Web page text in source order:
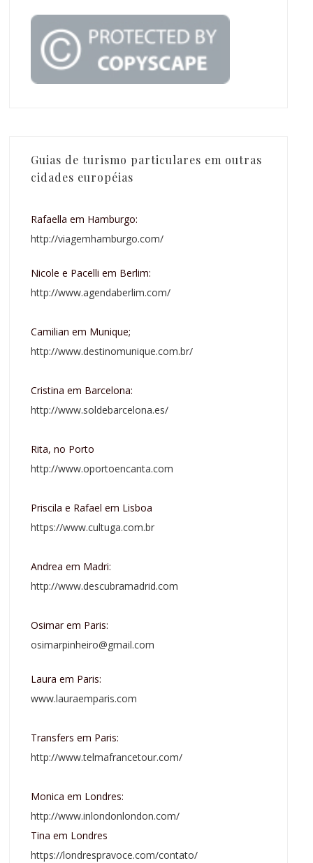
Guias de turismo particulares em outras
cidades européias
Rafaella em Hamburgo:
http://viagemhamburgo.com/
Nicole e Pacelli em Berlim:
http://www.agendaberlim.com/
Camilian em Munique;
http://www.destinomunique.com.br/
Cristina em Barcelona:
http://www.soldebarcelona.es/
Rita, no Porto
http://www.oportoencanta.com
Priscila e Rafael em Lisboa
https://www.cultuga.com.br
Andrea em Madri:
http://www.descubramadrid.com
Osimar em Paris:
osimarpinheiro@gmail.com
Laura em Paris:
www.lauraemparis.com
Transfers em Paris:
http://www.telmafrancetour.com/
Monica em Londres:
http://www.inlondonlondon.com/
Tina em Londres
https://londrespravoce.com/contato/